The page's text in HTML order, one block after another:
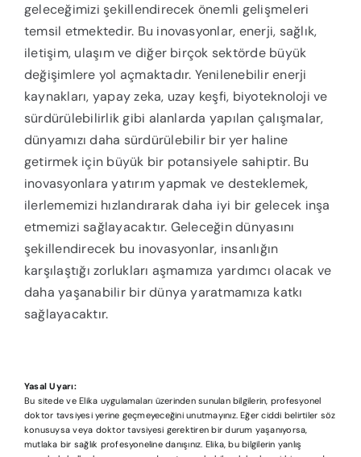
geleceğimizi şekillendirecek önemli gelişmeleri
temsil etmektedir. Bu inovasyonlar, enerji, sağlık,
iletişim, ulaşım ve diğer birçok sektörde büyük
değişimlere yol açmaktadır. Yenilenebilir enerji
kaynakları, yapay zeka, uzay keşfi, biyoteknoloji ve
sürdürülebilirlik gibi alanlarda yapılan çalışmalar,
dünyamızı daha sürdürülebilir bir yer haline
getirmek için büyük bir potansiyele sahiptir. Bu
inovasyonlara yatırım yapmak ve desteklemek,
ilerlememizi hızlandırarak daha iyi bir gelecek inşa
etmemizi sağlayacaktır. Geleceğin dünyasını
şekillendirecek bu inovasyonlar, insanlığın
karşılaştığı zorlukları aşmamıza yardımcı olacak ve
daha yaşanabilir bir dünya yaratmamıza katkı
sağlayacaktır.
Yasal Uyarı:
Bu sitede ve Elika uygulamaları üzerinden sunulan bilgilerin, profesyonel
doktor tavsiyesi yerine geçmeyeceğini unutmayınız. Eğer ciddi belirtiler söz
konusuysa veya doktor tavsiyesi gerektiren bir durum yaşanıyorsa,
mutlaka bir sağlık profesyoneline danışınız. Elika, bu bilgilerin yanlış